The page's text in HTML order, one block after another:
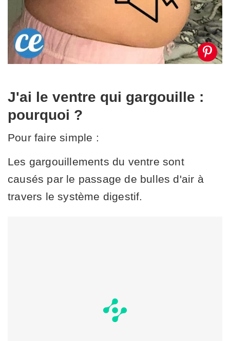
J'ai le ventre qui gargouille :
pourquoi ?
Pour faire simple :
Les gargouillements du ventre sont
causés par le passage de bulles d'air à
travers le système digestif.